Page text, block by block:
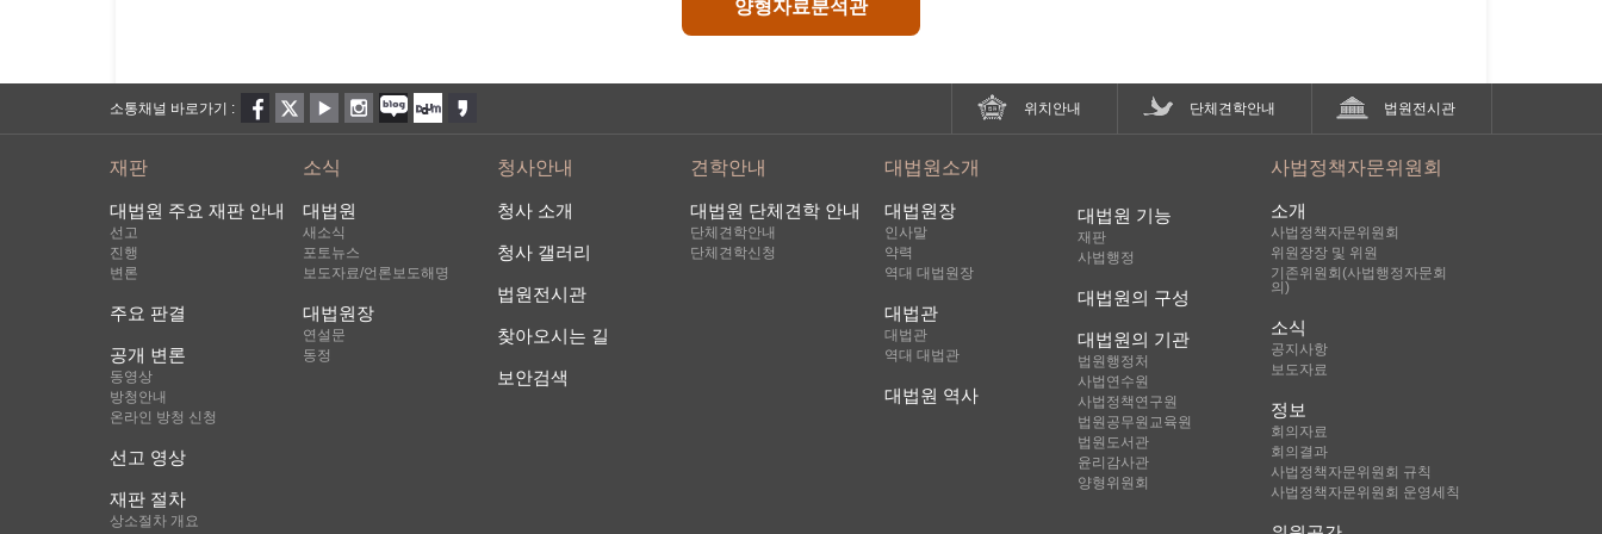
양형자료분석관
소통채널 바로가기 : 위치안내 단체견학안내 법원전시관
재판
대법원 주요 재판 안내
선고
진행
변론
주요 판결
공개 변론
동영상
방청안내
온라인 방청 신청
선고 영상
재판 절차
상소절차 개요
소식
대법원
새소식
포토뉴스
보도자료/언론보도해명
대법원장
연설문
동정
청사안내
청사 소개
청사 갤러리
법원전시관
찾아오시는 길
보안검색
견학안내
대법원 단체견학 안내
단체견학안내
단체견학신청
대법원소개
대법원장
인사말
약력
역대 대법원장
대법관
대법관
역대 대법관
대법원 역사
대법원 기능
재판
사법행정
대법원의 구성
대법원의 기관
법원행정처
사법연수원
사법정책연구원
법원공무원교육원
법원도서관
윤리감사관
양형위원회
사법정책자문위원회
소개
사법정책자문위원회
위원장장 및 위원
기존위원회(사법행정자문회
의)
소식
공지사항
보도자료
정보
회의자료
회의결과
사법정책자문위원회 규칙
사법정책자문위원회 운영세칙